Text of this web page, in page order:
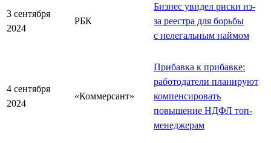
3 сентября
2024
РБК
Бизнес увидел риски из-
за реестра для борьбы
с нелегальным наймом
4 сентября
2024
«Коммерсант»
Прибавка к прибавке:
работодатели планируют
компенсировать
повышение НДФЛ топ-
менеджерам